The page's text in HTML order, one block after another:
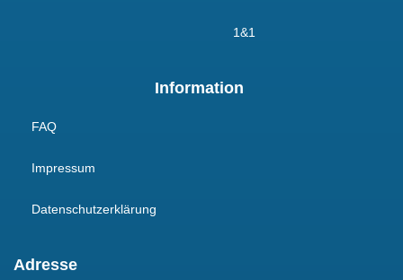
1&1
Information
FAQ
Impressum
Datenschutzerklärung
Adresse